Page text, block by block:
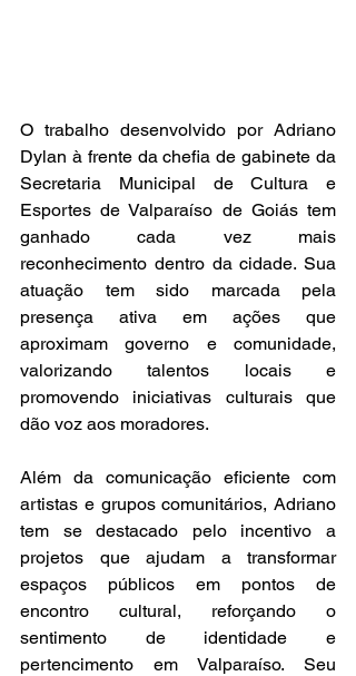
O trabalho desenvolvido por Adriano
Dylan à frente da chefia de gabinete da
Secretaria Municipal de Cultura e
Esportes de Valparaíso de Goiás tem
ganhado cada vez mais
reconhecimento dentro da cidade. Sua
atuação tem sido marcada pela
presença ativa em ações que
aproximam governo e comunidade,
valorizando talentos locais e
promovendo iniciativas culturais que
dão voz aos moradores.
Além da comunicação eficiente com
artistas e grupos comunitários, Adriano
tem se destacado pelo incentivo a
projetos que ajudam a transformar
espaços públicos em pontos de
encontro cultural, reforçando o
sentimento de identidade e
pertencimento em Valparaíso. Seu